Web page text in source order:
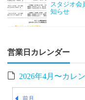
スタジオ会
知らせ
営業日カレンダー
2026年4月〜カレ